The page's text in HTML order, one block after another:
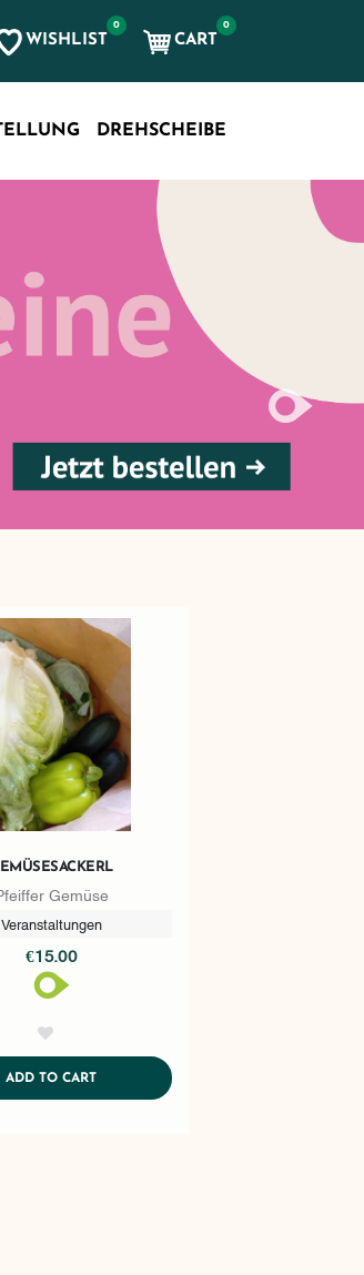
WISHLIST
0
CART
0
DREHSCHEIBE
Gemüse
Veranstaltungen
€15.00
ADD TO CARTADDTOCART